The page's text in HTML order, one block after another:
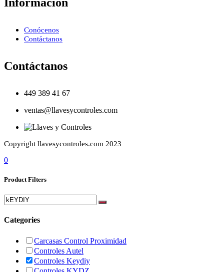
Conócenos
Contáctanos
Contáctanos
449 389 41 67
ventas@llavesycontroles.com
Copyright llavesycontroles.com 2023
0
Product Filters
Categories
Carcasas Control Proximidad
Controles Autel
Controles Keydiy